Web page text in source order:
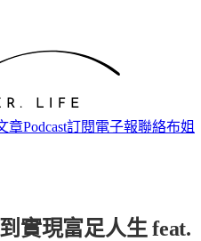
章Podcast訂閱電子報聯絡布姐
實現富足人生